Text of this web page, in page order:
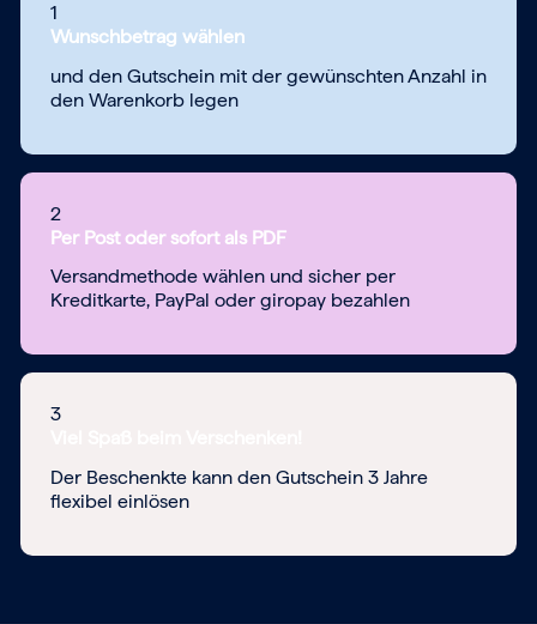
1
Wunschbetrag wählen
und den Gutschein mit der gewünschten Anzahl in
den Warenkorb legen
2
Per Post oder sofort als PDF
Versandmethode wählen und sicher per
Kreditkarte, PayPal oder giropay bezahlen
3
Der Beschenkte kann den Gutschein 3 Jahre
flexibel einlösen